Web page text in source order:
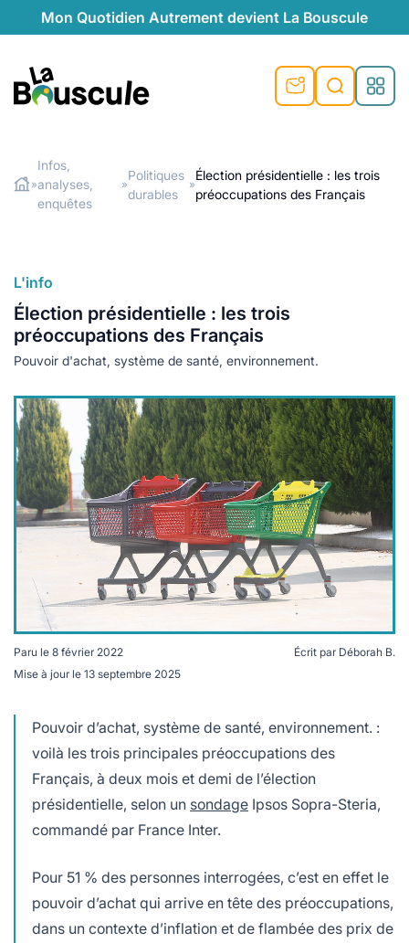
Mon Quotidien Autrement devient La Bouscule
et durable
au naturel
végétariennes
locales
plus de recyclage
durables
naturel
saison
douce
Rechercher
»
Infos,
analyses,
enquêtes
»
Politiques
durables
»
Élection présidentielle : les trois
préoccupations des Français
L'info
Élection présidentielle : les trois
préoccupations des Français
Pouvoir d'achat, système de santé, environnement.
Le pouvoir d'achat est en tête des préoccupations des
Paru le 8 février 2022
Mise à jour le 13 septembre 2025
Écrit par Déborah B.
Pouvoir d’achat, système de santé, environnement. :
voilà les trois principales préoccupations des
Français, à deux mois et demi de l’élection
présidentielle, selon un sondage Ipsos Sopra-Steria,
commandé par France Inter.
Pour 51 % des personnes interrogées, c’est en effet le
pouvoir d’achat qui arrive en tête des préoccupations,
dans un contexte d’inflation et de flambée des prix de